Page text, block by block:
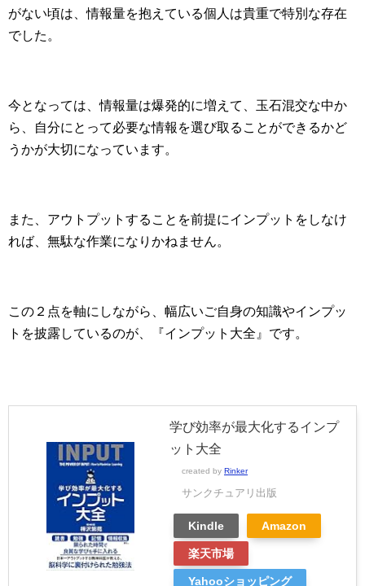
がない頃は、情報量を抱えている個人は貴重で特別な存在
でした。
今となっては、情報量は爆発的に増えて、玉石混交な中か
ら、自分にとって必要な情報を選び取ることができるかど
うかが大切になっています。
また、アウトプットすることを前提にインプットをしなけ
れば、無駄な作業になりかねません。
この２点を軸にしながら、幅広いご自身の知識やインプッ
トを披露しているのが、『インプット大全』です。
学び効率が最大化するインプ
ット大全
created by Rinker
サンクチュアリ出版
Kindle Amazon
楽天市場
Yahooショッピング